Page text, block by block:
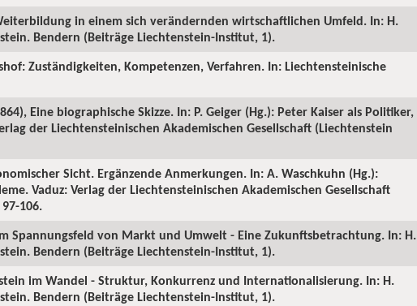
in einem sich verändernden wirtschaftlichen Umfeld. In: H.
Bendern (Beiträge Liechtenstein-Institut, 1).
Zuständigkeiten, Kompetenzen, Verfahren. In: Liechtensteinische
Eine biographische Skizze. In: P. Geiger (Hg.): Peter Kaiser als Politiker,
der Liechtensteinischen Akademischen Gesellschaft (Liechtenstein
Sicht. Ergänzende Anmerkungen. In: A. Waschkuhn (Hg.):
Vaduz: Verlag der Liechtensteinischen Akademischen Gesellschaft
106.
Spannungsfeld von Markt und Umwelt - Eine Zukunftsbetrachtung. In: H.
Bendern (Beiträge Liechtenstein-Institut, 1).
im Wandel - Struktur, Konkurrenz und Internationalisierung. In: H.
Bendern (Beiträge Liechtenstein-Institut, 1).